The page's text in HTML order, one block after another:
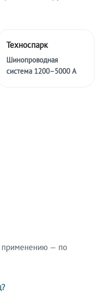
Техноспарк
Шинопроводная
система 1200–5000 А
применению — по